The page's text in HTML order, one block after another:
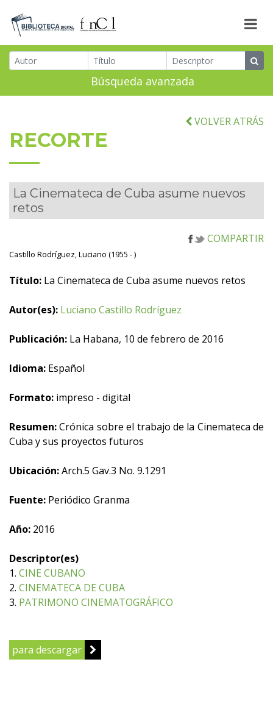
Búsqueda avanzada
VOLVER ATRÁS
RECORTE
La Cinemateca de Cuba asume nuevos
retos
COMPARTIR
Castillo Rodríguez, Luciano (1955 - )
Título: La Cinemateca de Cuba asume nuevos retos
Autor(es): Luciano Castillo Rodríguez
Publicación: La Habana, 10 de febrero de 2016
Idioma: Español
Formato: impreso - digital
Resumen:Crónica sobre el trabajo de la Cinemateca de
Cuba y sus proyectos futuros
Ubicación:Arch.5 Gav.3 No. 9.1291
Fuente: Periódico Granma
Año: 2016
Descriptor(es)
1. CINE CUBANO
2. CINEMATECA DE CUBA
3. PATRIMONO CINEMATOGRÁFICO
para descargar